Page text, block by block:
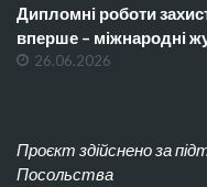
Дипломні роботи
вперше – міжнародні
26.06.2026
Проєкт здійснено за
Посольства